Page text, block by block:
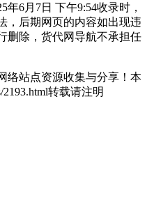
6月7日 下午9:54收录时，
，后期网页的内容如出现违
删除，货代网导航不承担任
络站点资源收集与分享！ 本
2193.html转载请注明